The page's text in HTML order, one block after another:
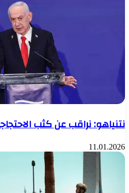
نتنياهو: نراقب عن كثب
11.01.2026